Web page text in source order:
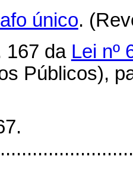
único.
167 da Lei nº
Públicos),